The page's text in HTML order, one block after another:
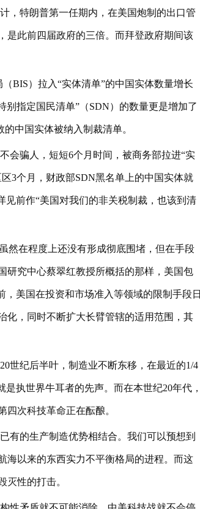
，特朗普第一任期内，在美国炮制的出口管
是此前四届政府的三倍。而拜登政府期间该
BIS）拉入“实体清单”的中国实体数量增长
别指定国民清单”（SDN）的数量更是增加了
中国实体被纳入制裁清单。
会骗人，短短6个月时间，被商务部拉进“实
3个月，财政部SDN黑名单上的中国实体就
见前作“美国对我们的非关税制裁，也该到清
然在程度上还没有形成彻底围堵，但在手段
研究中心蔡翠红教授所概括的那样，美国包
美国在投资和市场准入等领域的限制手段日
化，同时不断扩大长臂管辖的适用范围，其
世纪后半叶，制造业不断东移，在最近的1/4
执世界牛耳者的先声。而在本世纪20年代，
次科技革命正在酝酿。
有的生产制造优势相结合。我们可以预想到
海以来的东西实力不平衡格局的进程。而这
灭性的打击。